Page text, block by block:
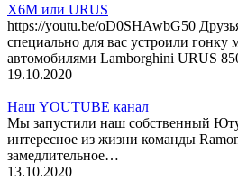
X6M или URUS
https://youtu.be/oD0SHAwbG50
специально для вас устроили
автомобилями Lamborghini URUS
19.10.2020
Наш YOUTUBE канал
Мы запустили наш собственный
интересное из жизни команды
замедлительное…
13.10.2020